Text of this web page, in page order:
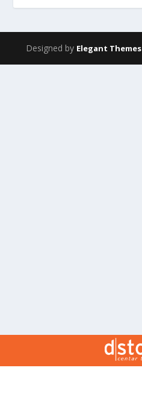
Designed by Elegant Themes